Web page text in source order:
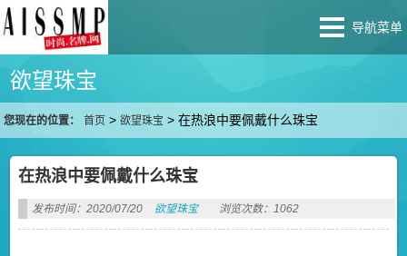
导航菜单
欲望珠宝
您现在的位置： 首页 >欲望珠宝 >在热浪中要佩戴什么珠宝
在热浪中要佩戴什么珠宝
发布时间：2020/07/20 欲望珠宝 浏览次数：1062